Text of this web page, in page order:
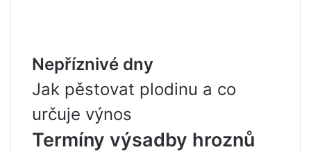
Nepříznivé dny
Jak pěstovat plodinu a co
určuje výnos
Termíny výsadby hroznů